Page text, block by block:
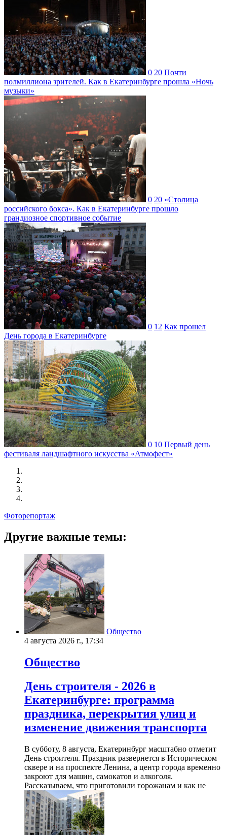
0 20 Почти
полмиллиона зрителей. Как в Екатеринбурге прошла «Ночь
музыки»
0 20 «Столица
российского бокса». Как в Екатеринбурге прошло
грандиозное спортивное событие
0 12 Как прошел
День города в Екатеринбурге
0 10 Первый день
фестиваля ландшафтного искусства «Атмофест»
Фоторепортаж
Другие важные темы:
Общество
4 августа 2026 г., 17:34
Общество
День строителя - 2026 в
Екатеринбурге: программа
праздника, перекрытия улиц и
изменение движения транспорта
В субботу, 8 августа, Екатеринбург масштабно отметит
День строителя. Праздник развернется в Историческом
сквере и на проспекте Ленина, а центр города временно
закроют для машин, самокатов и алкоголя.
Рассказываем, что приготовили горожанам и как не